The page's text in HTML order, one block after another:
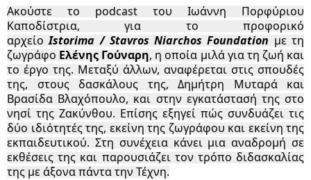
Ακούστε το podcast του Ιωάννη Πορφύριου
Καποδίστρια, για το προφορικό
αρχείοIstorima / Stavros Niarchos Foundation με τη
ζωγράφο Ελένης Γούναρη, η οποία μιλά για τη ζωή και
το έργο της. Μεταξύ άλλων, αναφέρεται στις σπουδές
της, στους δασκάλους της, Δημήτρη Μυταρά και
Βρασίδα Βλαχόπουλο, και στην εγκατάστασή της στο
νησί της Ζακύνθου. Επίσης εξηγεί πώς συνδυάζει τις
δύο ιδιότητές της, εκείνη της ζωγράφου και εκείνη της
εκπαιδευτικού. Στη συνέχεια κάνει μια αναδρομή σε
εκθέσεις της και παρουσιάζει τον τρόπο διδασκαλίας
της με άξονα πάντα την Τέχνη.